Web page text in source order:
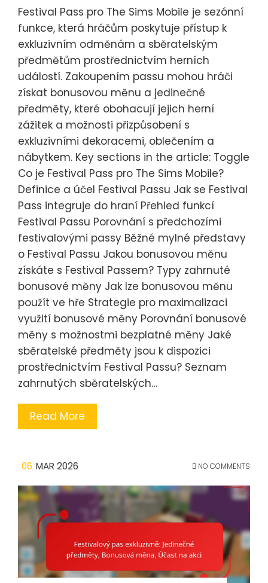
Festival Pass pro The Sims Mobile je sezónní
funkce, která hráčům poskytuje přístup k
exkluzivním odměnám a sběratelským
předmětům prostřednictvím herních
událostí. Zakoupením passu mohou hráči
získat bonusovou měnu a jedinečné
předměty, které obohacují jejich herní
zážitek a možnosti přizpůsobení s
exkluzivními dekoracemi, oblečením a
nábytkem. Key sections in the article: Toggle
Co je Festival Pass pro The Sims Mobile?
Definice a účel Festival Passu Jak se Festival
Pass integruje do hraní Přehled funkcí
Festival Passu Porovnání s předchozími
festivalovými passy Běžné mylné představy
o Festival Passu Jakou bonusovou měnu
získáte s Festival Passem? Typy zahrnuté
bonusové měny Jak lze bonusovou měnu
použít ve hře Strategie pro maximalizaci
využití bonusové měny Porovnání bonusové
měny s možnostmi bezplatné měny Jaké
sběratelské předměty jsou k dispozici
prostřednictvím Festival Passu? Seznam
zahrnutých sběratelských…
Read More
06 MAR 2026 NO COMMENTS